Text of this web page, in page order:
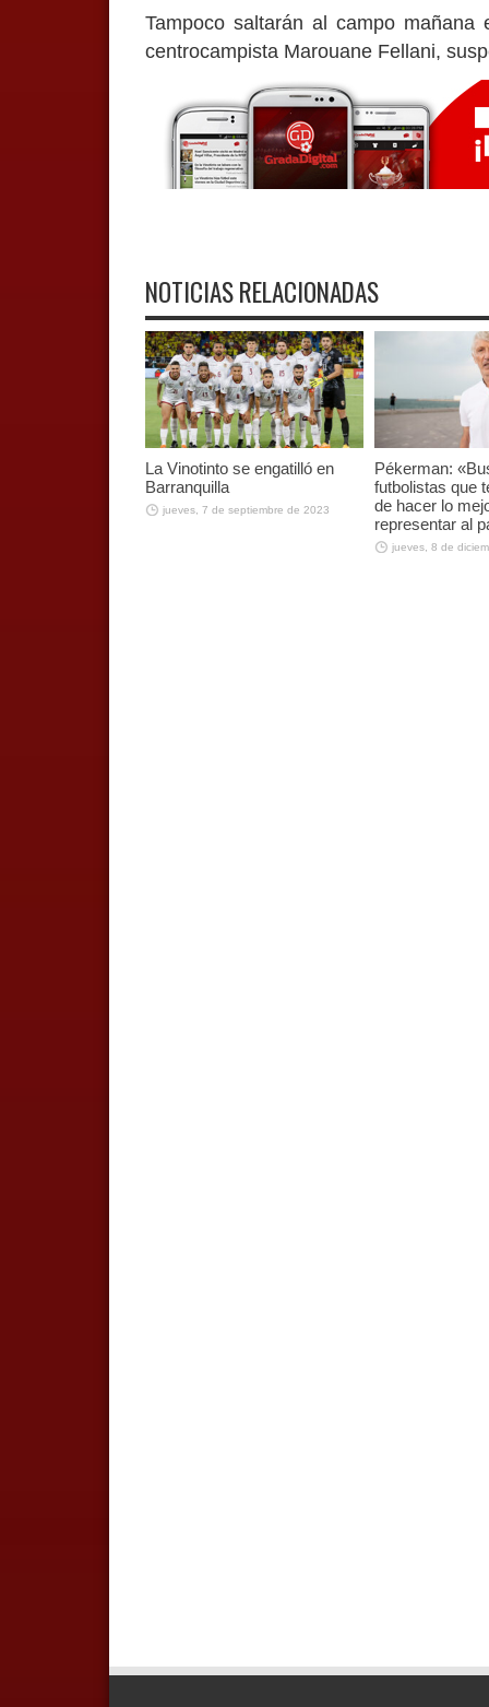
Tampoco saltarán al campo
centrocampista Marouane Fellani,
NOTICIAS RELACIONADAS
La Vinotinto se engatilló en
Barranquilla
jueves, 7 de septiembre de 2023
Pékerman:
futbolistas que
de hacer lo
representar al
jueves, 8 de